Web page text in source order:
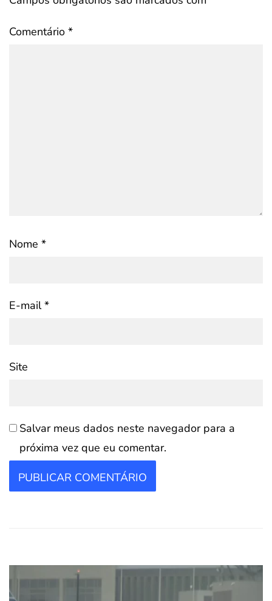
Comentário *
Nome *
E-mail*
Site
Salvar meus dados neste navegador para a
próxima vez que eu comentar.